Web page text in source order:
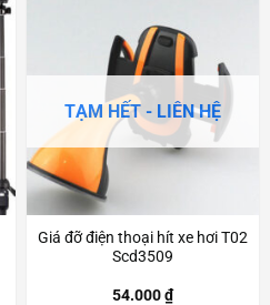
TẠM HẾT - LIÊN HỆ
Giá đỡ điện thoại hít xe hơi T02
Scd3509
54.000₫